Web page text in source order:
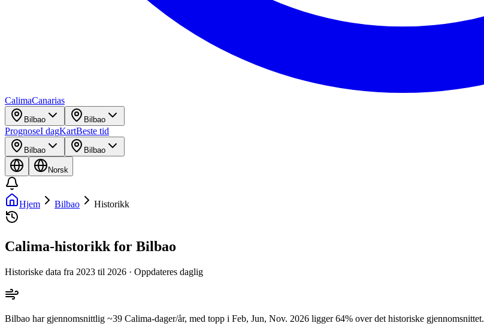
CalimaCanarias
Bilbao Bilbao
PrognoseI dagKartBeste tid
Bilbao Bilbao
Norsk
Hjem Bilbao Historikk
Calima-historikk for Bilbao
Historiske data fra 2023 til 2026 · Oppdateres daglig
Bilbao har gjennomsnittlig ~39 Calima-dager/år, med topp i Feb, Jun, Nov. 2026 ligger 64% over det historiske gjennomsnittet.